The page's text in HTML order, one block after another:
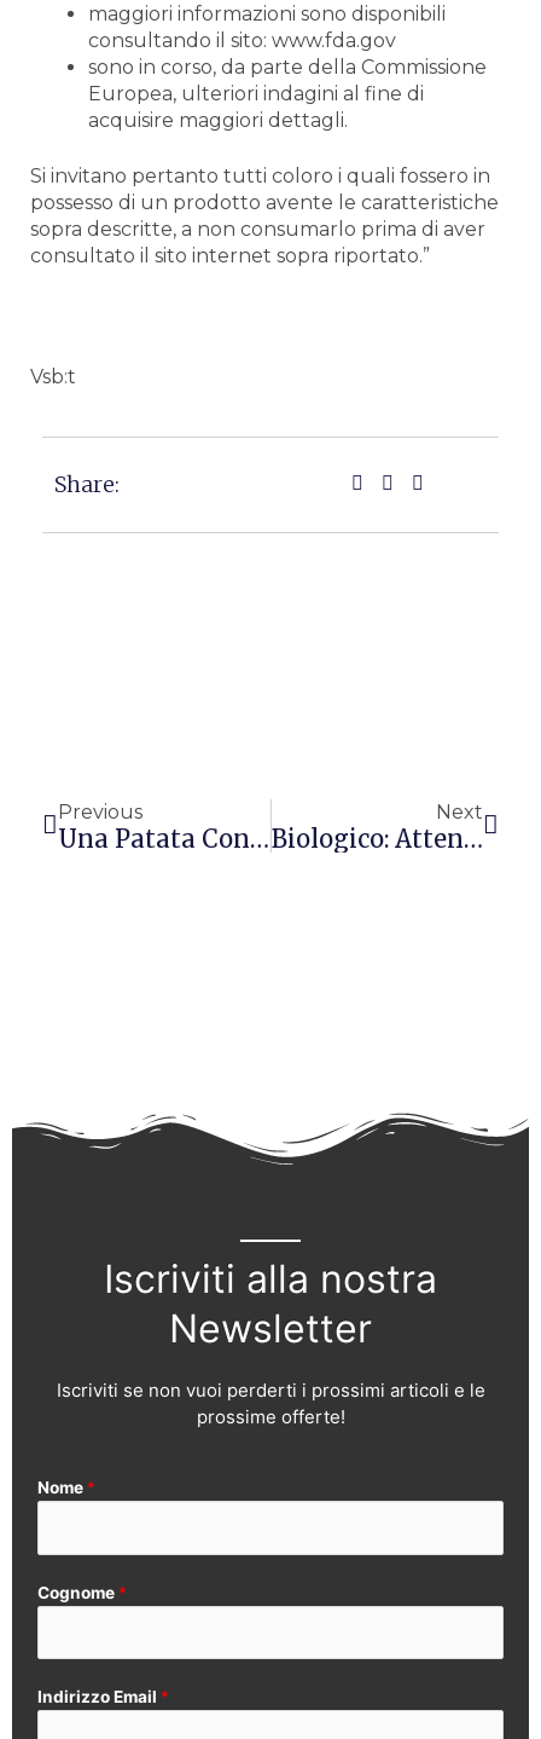
maggiori informazioni sono disponibili
consultando il sito: www.fda.gov
sono in corso, da parte della Commissione
Europea, ulteriori indagini al fine di
acquisire maggiori dettagli.
Si invitano pertanto tutti coloro i quali fossero in
possesso di un prodotto avente le caratteristiche
sopra descritte, a non consumarlo prima di aver
consultato il sito internet sopra riportato.”
Vsb:t
Share:
Previous
Una Patata Contro Il Diabete
Next
Biologico: Attenzione Alle Sostanze Indesiderate
Iscriviti alla nostra
Newsletter
Iscriviti se non vuoi perderti i prossimi articoli e le
prossime offerte!
Nome *
Cognome *
Indirizzo Email *